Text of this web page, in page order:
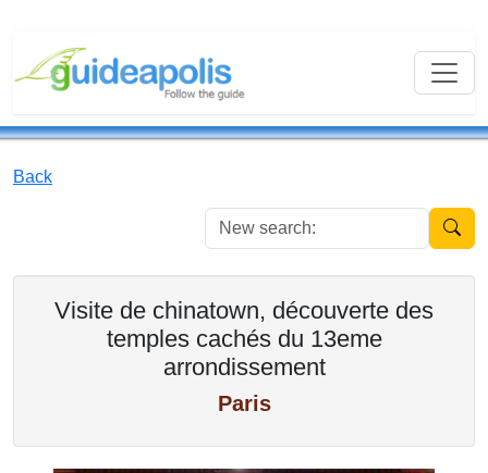
Back
New
Visite de chinatown, découverte des
temples cachés du 13eme
arrondissement
Paris